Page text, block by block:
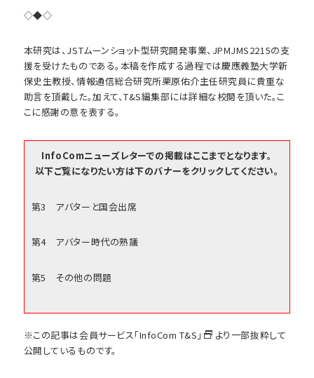
◇◆◇
本研究は、JSTムーンショット型研究開発事業、JPMJMS2215の支
援を受けたものである。本稿を作成する過程では慶應義塾大学新
保史生教授、情報通信総合研究所栗原佑介主任研究員に貴重な
助言を頂戴した。加えて、T&S編集部には詳細な校閲を頂いた。こ
こに感謝の意を表する。
InfoComニューズレターでの掲載はここまでとなります。
以下ご覧になりたい方は下のバナーをクリックしてください。
第3 アバターと国会出席
第4 アバター時代の熟議
第5 その他の問題
※この記事は会員サービス「InfoCom T&S」
より一部抜粋して
公開しているものです。